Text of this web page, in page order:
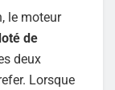
le moteur
de
deux
Lorsque